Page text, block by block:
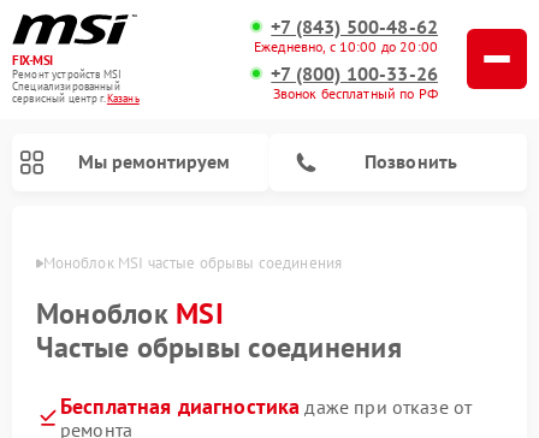
FIX-MSI
Ремонт устройств MSI
Специализированный
cервисный центр г.Казань
+7 (843) 500-48-62
Ежедневно, с 10:00 до 20:00
+7 (800) 100-33-26
Звонок бесплатный по РФ
Мы ремонтируем Позвонить
Моноблок MSI частые обрывы соединения
Моноблок MSI
Частые обрывы соединения
Бесплатная диагностика даже при отказе от
ремонта